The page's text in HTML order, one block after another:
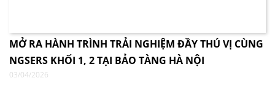
MỞ RA HÀNH TRÌNH TRẢI NGHIỆM ĐẦY THÚ VỊ CÙNG
NGSERS KHỐI 1, 2 TẠI BẢO TÀNG HÀ NỘI
03/04/2026